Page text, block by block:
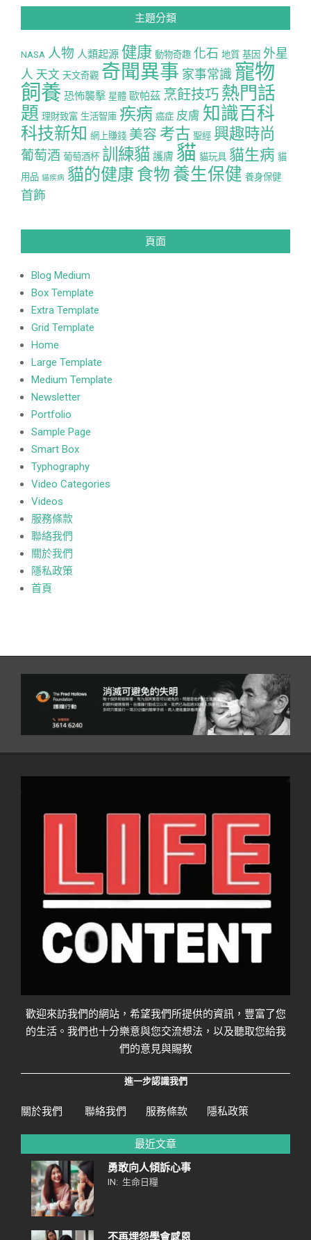
主題分類
NASA 人物 人類起源 健康 動物奇趣 化石 地質 基因 外星
人 天文 天文奇觀 奇聞異事 家事常識 寵物
飼養 恐怖襲擊 星體 歐帕茲 烹飪技巧 熱門話
題 理財致富 生活智庫 疾病 癌症 皮膚 知識百科
科技新知 網上賺錢 美容 考古 聖經 興趣時尚
葡萄酒 葡萄酒杯 訓練貓 護膚 貓 貓玩具 貓生病 貓
用品 貓疾病 貓的健康 食物 養生保健 養身保健
首飾
頁面
Blog Medium
Box Template
Extra Template
Grid Template
Home
Large Template
Medium Template
Newsletter
Portfolio
Sample Page
Smart Box
Typhography
Video Categories
Videos
服務條款
聯絡我們
關於我們
隱私政策
首頁
歡迎來訪我們的網站，希望我們所提供的資訊，豐富了您
的生活。我們也十分樂意與您交流想法，以及聽取您給我
們的意見與賜教
進一步認識我們
關於我們 聯絡我們 服務條款 隱私政策
最近文章
勇敢向人傾訴心事
IN: 生命日糧
不再埋怨學會感恩